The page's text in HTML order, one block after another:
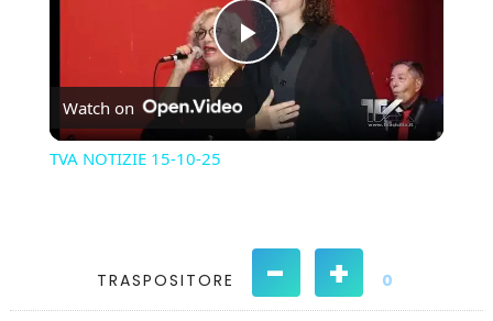
Play
Video
Watch on
TVA NOTIZIE 15-10-25
TRASPOSITORE - + 0